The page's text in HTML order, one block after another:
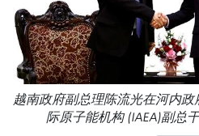
越南政府副总理陈流光在河内
际原子能机构 (IAEA)副总